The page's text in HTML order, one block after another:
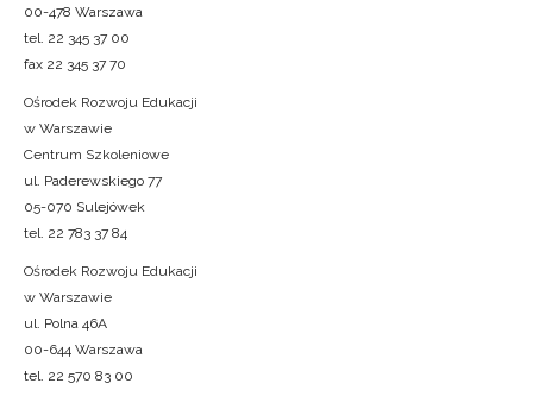
00-478 Warszawa
tel. 22 345 37 00
fax 22 345 37 70
Ośrodek Rozwoju Edukacji
w Warszawie
Centrum Szkoleniowe
ul. Paderewskiego 77
05-070 Sulejówek
tel. 22 783 37 84
Ośrodek Rozwoju Edukacji
w Warszawie
ul. Polna 46A
00-644 Warszawa
tel. 22 570 83 00